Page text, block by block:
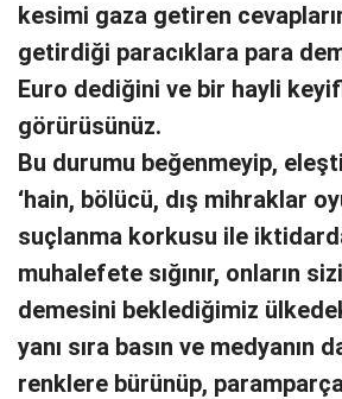
kesimi gaza getiren
getirdiği paracıklara para
Euro dediğini ve bir hayli
görürüsünüz.
Bu durumu beğenmeyip,
‘hain, bölücü, dış mihraklar
suçlanma korkusu ile
muhalefete sığınır, onların
demesini beklediğimiz
yanı sıra basın ve medyanın
renklere bürünüp, paramparça